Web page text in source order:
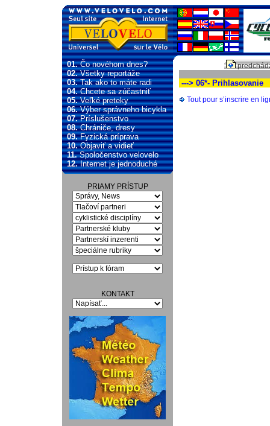
01.Čo novéhom dnes?
02.Všetky reportáže
03.Tak ako to máte radi
04.Chcete sa zúčastniť
05.Veľké preteky
06.Výber správneho bicykla
07.Príslušenstvo
08.Chrániče, dresy
09.Fyzická príprava
10.Objaviť a vidieť
11.Spoločenstvo velovelo
12.Internet je jednoduché
PRIAMY PRÍSTUP
KONTAKT
---> 06*- Prihlasovanie
Tout pour s’inscrire en